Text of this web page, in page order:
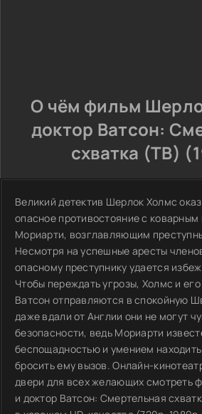
О чём фильм
доктор Ватсон:
схватка (ТВ)
Великий детектив Шерлок Холмс
опасное противостояние с
Мориарти, возглавляющим
Несмотря на успешные аресты
опасному преступнику удается
Чтобы переждать угрозы, Холмс и
Ватсон отправляются в спокойную
даже вдали от Англии они не могут
безопасности, ведь Мориарти
беспощадностью и умением
бросить ему вызов. Онлайн-
двери для всех желающих смотреть
и доктор Ватсон: Смертельная